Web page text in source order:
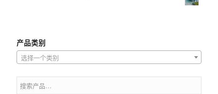
产品类别
选择一个类别